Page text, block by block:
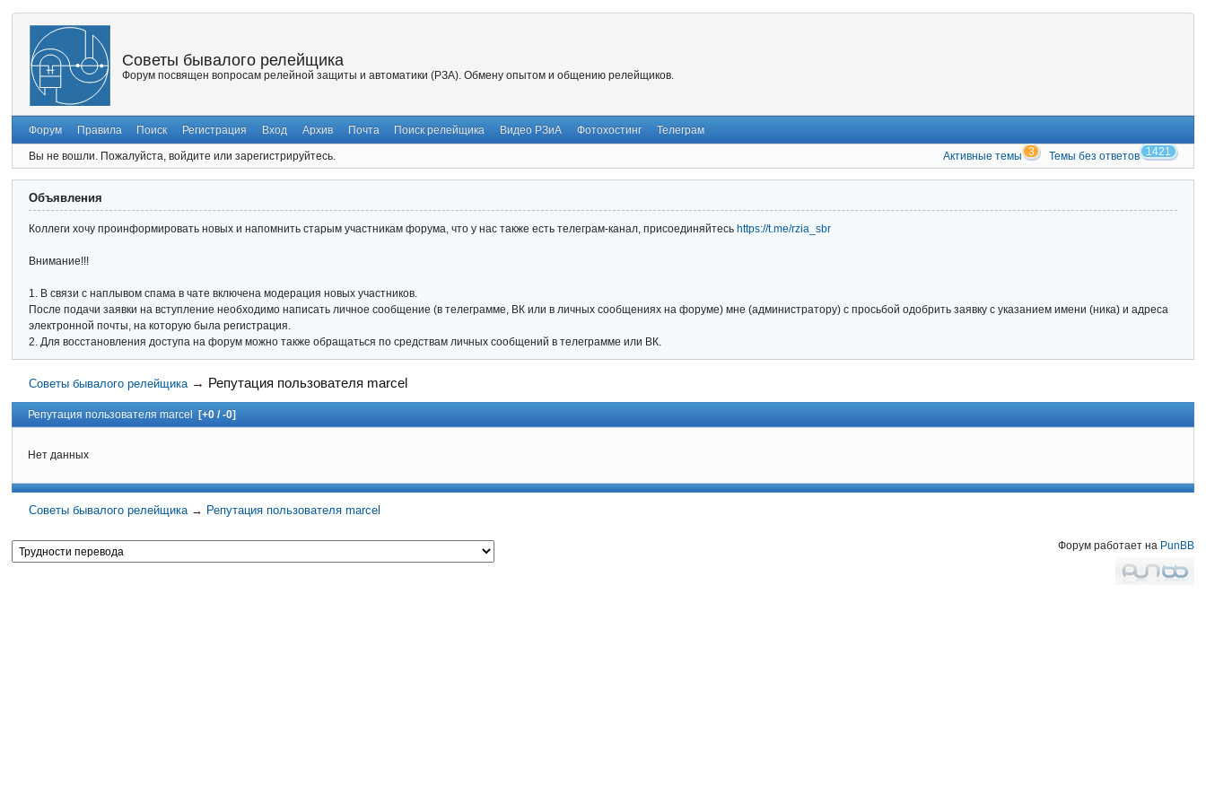
Советы бывалого релейщика
Форум посвящен вопросам релейной защиты и автоматики (РЗА). Обмену опытом и общению релейщиков.
Форум Правила Поиск Регистрация Вход Архив Почта Поиск релейщика Видео РЗиА Фотохостинг Телеграм
Вы не вошли. Пожалуйста, войдите или зарегистрируйтесь. Активные темы 3 Темы без ответов 1421
Объявления
Коллеги хочу проинформировать новых и напомнить старым участникам форума, что у нас также есть телеграм-канал, присоединяйтесь https://t.me/rzia_sbr
Внимание!!!
1. В связи с наплывом спама в чате включена модерация новых участников.
После подачи заявки на вступление необходимо написать личное сообщение (в телеграмме, ВК или в личных сообщениях на форуме) мне (администратору) с просьбой одобрить заявку с указанием имени (ника) и адреса
электронной почты, на которую была регистрация.
2. Для восстановления доступа на форум можно также обращаться по средствам личных сообщений в телеграмме или ВК.
Советы бывалого релейщика → Репутация пользователя marcel
Репутация пользователя marcel [+0 / -0]
Нет данных
Советы бывалого релейщика → Репутация пользователя marcel
Форум работает на PunBB